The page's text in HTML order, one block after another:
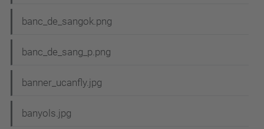
banc_de_sangok.png
banc_de_sang_p.png
banner_ucanfly.jpg
banyols.jpg